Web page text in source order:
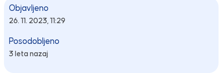
Objavljeno
26. 11. 2023, 11:29
Posodobljeno
3 leta nazaj